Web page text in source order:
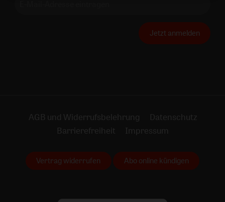
Jetzt anmelden
AGB und Widerrufsbelehrung
Datenschutz
Barrierefreiheit
Impressum
Vertrag widerrufen Abo online kündigen